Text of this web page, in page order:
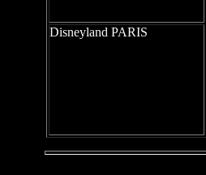
Disneyland PARIS